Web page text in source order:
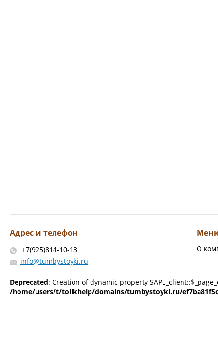
Адрес и телефон
+7(925)814-10-13
info@tumbystoyki.ru
О
Deprecated: Creation of dynamic property
/home/users/t/tolikhelp/domains/tumbystoyki.ru/